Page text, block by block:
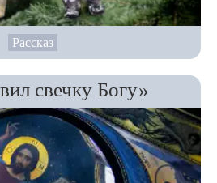
Рассказ
свечку Богу»